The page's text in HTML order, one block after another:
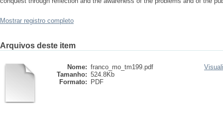
Mostrar registro completo
Arquivos deste item
Nome: franco_mo_tm199.pdf
Tamanho: 524.8Kb
Formato:
PDF